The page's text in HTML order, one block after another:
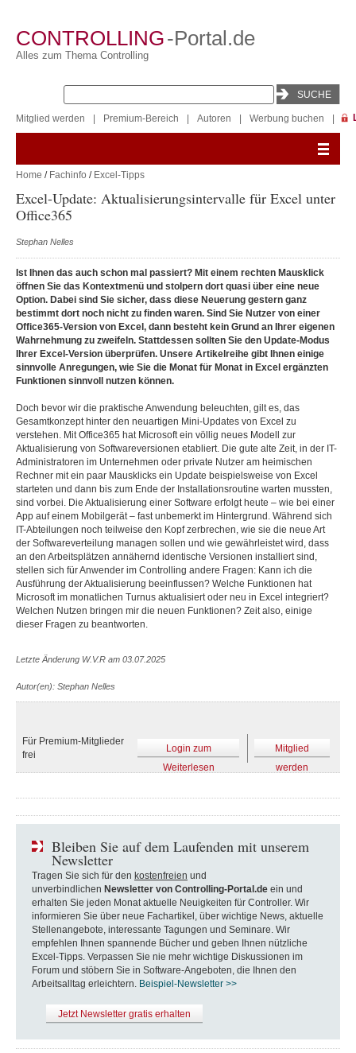
CONTROLLING-Portal.de
Alles zum Thema Controlling
Mitglied werden Premium-Bereich Autoren Werbung buchen
Home / Fachinfo / Excel-Tipps
Excel-Update: Aktualisierungsintervalle für Excel unter
Office365
Stephan Nelles
Ist Ihnen das auch schon mal passiert? Mit einem rechten Mausklick
öffnen Sie das Kontextmenü und stolpern dort quasi über eine neue
Option. Dabei sind Sie sicher, dass diese Neuerung gestern ganz
bestimmt dort noch nicht zu finden waren. Sind Sie Nutzer von einer
Office365-Version von Excel, dann besteht kein Grund an Ihrer eigenen
Wahrnehmung zu zweifeln. Stattdessen sollten Sie den Update-Modus
Ihrer Excel-Version überprüfen. Unsere Artikelreihe gibt Ihnen einige
sinnvolle Anregungen, wie Sie die Monat für Monat in Excel ergänzten
Funktionen sinnvoll nutzen können.
Doch bevor wir die praktische Anwendung beleuchten, gilt es, das
Gesamtkonzept hinter den neuartigen Mini-Updates von Excel zu
verstehen. Mit Office365 hat Microsoft ein völlig neues Modell zur
Aktualisierung von Softwareversionen etabliert. Die gute alte Zeit, in der IT-
Administratoren im Unternehmen oder private Nutzer am heimischen
Rechner mit ein paar Mausklicks ein Update beispielsweise von Excel
starteten und dann bis zum Ende der Installationsroutine warten mussten,
sind vorbei. Die Aktualisierung einer Software erfolgt heute – wie bei einer
App auf einem Mobilgerät – fast unbemerkt im Hintergrund. Während sich
IT-Abteilungen noch teilweise den Kopf zerbrechen, wie sie die neue Art
der Softwareverteilung managen sollen und wie gewährleistet wird, dass
an den Arbeitsplätzen annähernd identische Versionen installiert sind,
stellen sich für Anwender im Controlling andere Fragen: Kann ich die
Ausführung der Aktualisierung beeinflussen? Welche Funktionen hat
Microsoft im monatlichen Turnus aktualisiert oder neu in Excel integriert?
Welchen Nutzen bringen mir die neuen Funktionen? Zeit also, einige
dieser Fragen zu beantworten.
Letzte Änderung W.V.R am 03.07.2025
Autor(en): Stephan Nelles
Für Premium-Mitglieder
frei
Login zum
Weiterlesen
Mitglied
werden
Bleiben Sie auf dem Laufenden mit unserem
Newsletter
Tragen Sie sich für den kostenfreien und
unverbindlichen Newsletter von Controlling-Portal.de ein und
erhalten Sie jeden Monat aktuelle Neuigkeiten für Controller. Wir
informieren Sie über neue Fachartikel, über wichtige News, aktuelle
Stellenangebote, interessante Tagungen und Seminare. Wir
empfehlen Ihnen spannende Bücher und geben Ihnen nützliche
Excel-Tipps. Verpassen Sie nie mehr wichtige Diskussionen im
Forum und stöbern Sie in Software-Angeboten, die Ihnen den
Arbeitsalltag erleichtern. Beispiel-Newsletter >>
Jetzt Newsletter gratis erhalten